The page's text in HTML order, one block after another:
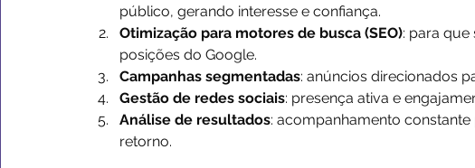
público, gerando interesse e confiança.
Otimização para motores de busca (SEO): para que
posições do Google.
Campanhas segmentadas: anúncios direcionados
Gestão de redes sociais: presença ativa e
Análise de resultados: acompanhamento
retorno.